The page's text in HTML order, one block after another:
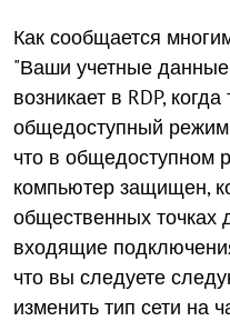
Как сообщается
"Ваши учетные
возникает в RDP,
общедоступный
что в общедоступном
компьютер защищен,
общественных точках
входящие
что вы следуете
изменить тип сети на